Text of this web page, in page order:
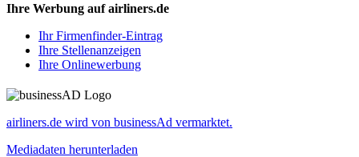
Ihre Werbung auf airliners.de
Ihr Firmenfinder-Eintrag
Ihre Stellenanzeigen
Ihre Onlinewerbung
airliners.de wird von businessAd vermarktet.
Mediadaten herunterladen